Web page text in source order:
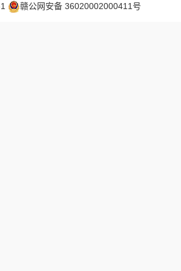
赣公网安备 36020002000411号